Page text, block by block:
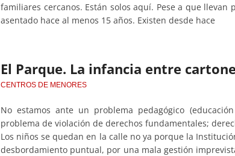
familiares cercanos. Están solos aquí. Pese a que
asentado hace al menos 15 años. Existen desde hace
El Parque. La infancia entre
CENTROS DE MENORES
No estamos ante un problema pedagógico
problema de violación de derechos fundamentales;
Los niños se quedan en la calle no ya porque la
desbordamiento puntual, por una mala gestión